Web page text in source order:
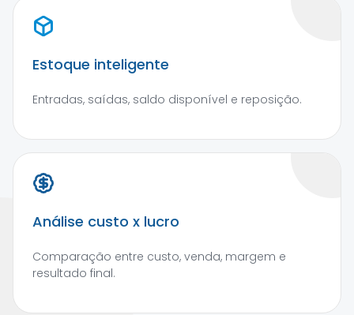
Estoque inteligente
Entradas, saídas, saldo disponível e reposição.
Análise custo x lucro
Comparação entre custo, venda, margem e
resultado final.